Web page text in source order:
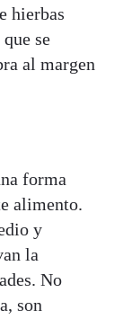
hierbas
se
al margen
forma
alimento.
y
la
No
son